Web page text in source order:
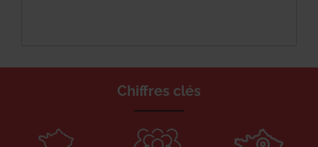
Chiffres clés